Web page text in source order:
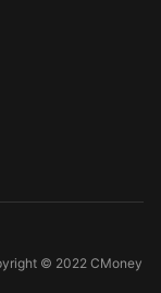
© 2022 CMoney